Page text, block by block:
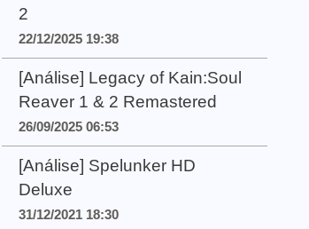
2
22/12/2025 19:38
[Análise] Legacy of Kain:Soul
Reaver 1 & 2 Remastered
26/09/2025 06:53
[Análise] Spelunker HD
Deluxe
31/12/2021 18:30